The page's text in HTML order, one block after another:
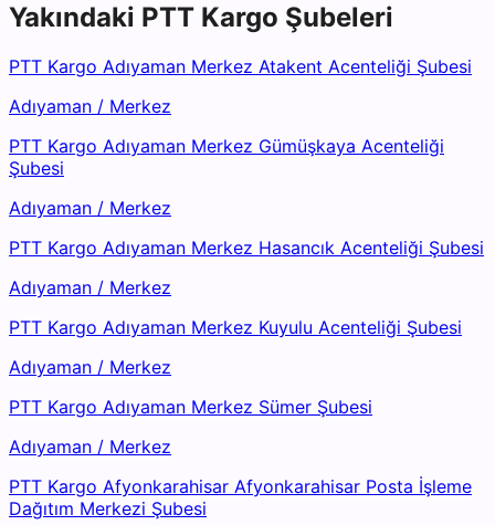
Yakındaki PTT Kargo Şubeleri
PTT Kargo Adıyaman Merkez Atakent Acenteliği Şubesi
Adıyaman / Merkez
PTT Kargo Adıyaman Merkez Gümüşkaya Acenteliği
Şubesi
Adıyaman / Merkez
PTT Kargo Adıyaman Merkez Hasancık Acenteliği Şubesi
Adıyaman / Merkez
PTT Kargo Adıyaman Merkez Kuyulu Acenteliği Şubesi
Adıyaman / Merkez
PTT Kargo Adıyaman Merkez Sümer Şubesi
Adıyaman / Merkez
PTT Kargo Afyonkarahisar Afyonkarahisar Posta İşleme
Dağıtım Merkezi Şubesi